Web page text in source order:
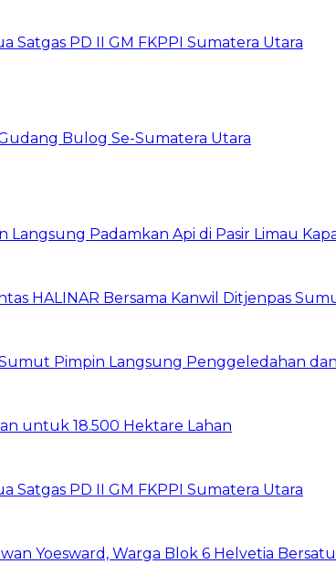
Satgas PD II GM FKPPI Sumatera Utara
Bulog Se-Sumatera Utara
Padamkan Api di Pasir Limau
HALINAR Bersama Kanwil Ditjenpas
Pimpin Langsung Penggeledahan
untuk 18.500 Hektare Lahan
Satgas PD II GM FKPPI Sumatera Utara
Yoesward, Warga Blok 6 Helvetia